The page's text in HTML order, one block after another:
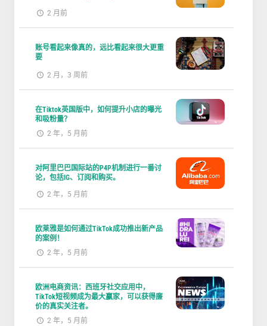
2 月前
账号看起来像真的，远比看起来很大更重
要
2 月，3 周前
在Tiktok英国版中，如何提升小店的曝光
和吸粉量？
2 年，5 月前
对阿里巴巴国际站的P4P机制进行一番讨
论，包括IG、订阅和购买。
2 年，5 月前
欧莱雅是如何通过TikTok成功推出新产品
的案例！
2 年，5 月前
欧洲电商资讯：西班牙社交应用中，
TikTok短视频成为最大赢家，可以获得廉
价的真实关注者。
2 年，5 月前